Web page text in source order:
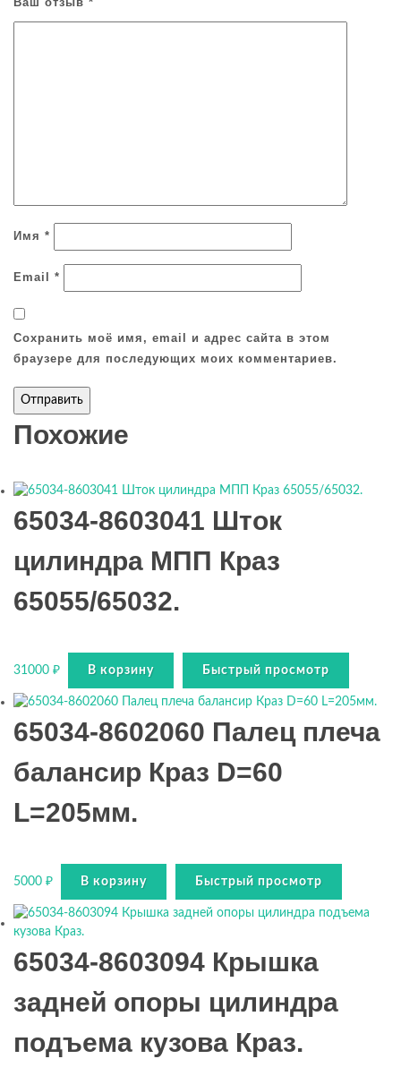
Имя *
Email *
Сохранить моё имя, email и адрес сайта в этом
браузере для последующих моих комментариев.
Похожие
65034-8603041 Шток
цилиндра МПП Краз
65055/65032.
31000 ₽ В корзину Быстрый просмотр
65034-8602060 Палец плеча
балансир Краз D=60
L=205мм.
5000 ₽ В корзину Быстрый просмотр
65034-8603094 Крышка
задней опоры цилиндра
подъема кузова Краз.